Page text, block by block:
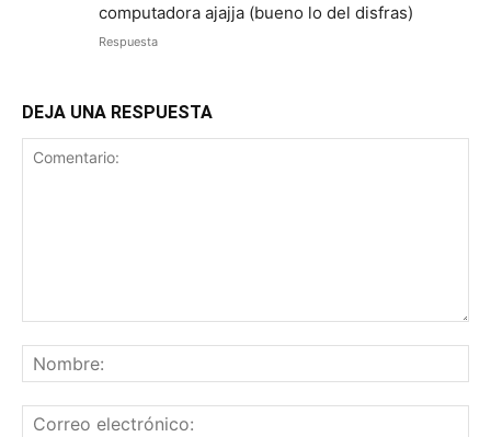
computadora ajajja (bueno lo del disfras)
Respuesta
DEJA UNA RESPUESTA